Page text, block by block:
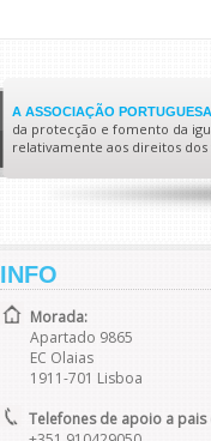
A ASSOCIAÇÃO
da protecção e fomento da
relativamente aos direitos
INFO
Morada:
Apartado 9865
EC Olaias
1911-701 Lisboa
Telefones de apoio a pais